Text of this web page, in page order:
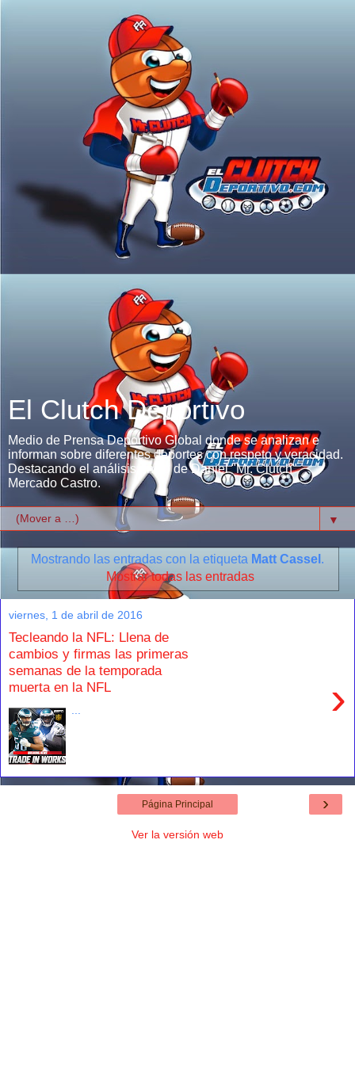
El Clutch Deportivo
Medio de Prensa Deportivo Global donde se analizan e
informan sobre diferentes deportes con respeto y veracidad.
Destacando el análisis único de Daniel "Mr. Clutch"
Mercado Castro.
▼
Mostrando las entradas con la etiqueta Matt Cassel .
Mostrar todas las entradas
viernes, 1 de abril de 2016
Tecleando la NFL: Llena de
cambios y firmas las primeras
semanas de la temporada
muerta en la NFL
›
›
Página Principal
Ver la versión web